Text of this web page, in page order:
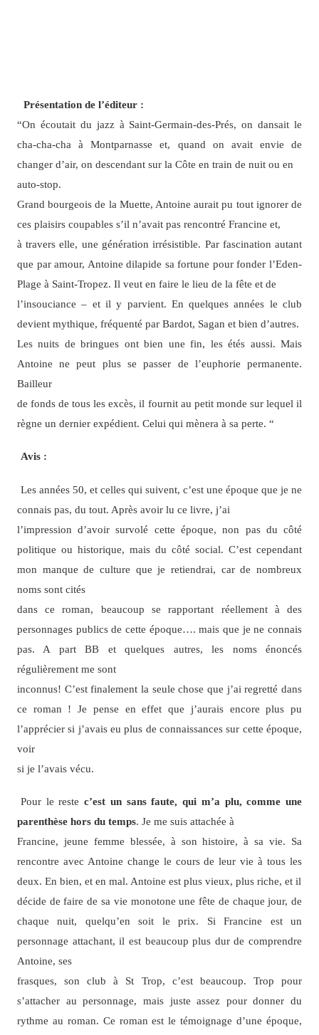
Présentation de l’éditeur :
“On écoutait du jazz à Saint-Germain-des-Prés, on dansait le
cha-cha-cha à Montparnasse et, quand on avait envie de
changer d’air, on descendant sur la Côte en train de nuit ou en
auto-stop.
Grand bourgeois de la Muette, Antoine aurait pu tout ignorer de
ces plaisirs coupables s’il n’avait pas rencontré Francine et,
à travers elle, une génération irrésistible. Par fascination autant
que par amour, Antoine dilapide sa fortune pour fonder l’Eden-
Plage à Saint-Tropez. Il veut en faire le lieu de la fête et de
l’insouciance – et il y parvient. En quelques années le club
devient mythique, fréquenté par Bardot, Sagan et bien d’autres.
Les nuits de bringues ont bien une fin, les étés aussi. Mais
Antoine ne peut plus se passer de l’euphorie permanente.
Bailleur
de fonds de tous les excès, il fournit au petit monde sur lequel il
règne un dernier expédient. Celui qui mènera à sa perte. “
Avis :
Les années 50, et celles qui suivent, c’est une époque que je ne
connais pas, du tout. Après avoir lu ce livre, j’ai
l’impression d’avoir survolé cette époque, non pas du côté
politique ou historique, mais du côté social. C’est cependant
mon manque de culture que je retiendrai, car de nombreux
noms sont cités
dans ce roman, beaucoup se rapportant réellement à des
personnages publics de cette époque…. mais que je ne connais
pas. A part BB et quelques autres, les noms énoncés
régulièrement me sont
inconnus! C’est finalement la seule chose que j’ai regretté dans
ce roman ! Je pense en effet que j’aurais encore plus pu
l’apprécier si j’avais eu plus de connaissances sur cette époque,
voir
si je l’avais vécu.
Pour le restec’est un sans faute, qui m’a plu, comme une
parenthèse hors du temps. Je me suis attachée à
Francine, jeune femme blessée, à son histoire, à sa vie. Sa
rencontre avec Antoine change le cours de leur vie à tous les
deux. En bien, et en mal. Antoine est plus vieux, plus riche, et il
décide de faire de sa vie monotone une fête de chaque jour, de
chaque nuit, quelqu’en soit le prix. Si Francine est un
personnage attachant, il est beaucoup plus dur de comprendre
Antoine, ses
frasques, son club à St Trop, c’est beaucoup. Trop pour
s’attacher au personnage, mais juste assez pour donner du
rythme au roman. Ce roman est le témoignage d’une époque,